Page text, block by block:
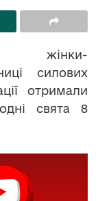
жінки-
силових
отримали
свята 8